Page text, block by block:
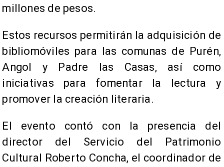
millones de pesos.
Estos recursos permitirán la adquisición de
bibliomóviles para las comunas de Purén,
Angol y Padre las Casas, así como
iniciativas para fomentar la lectura y
promover la creación literaria.
El evento contó con la presencia del
director del Servicio del Patrimonio
Cultural Roberto Concha, el coordinador de